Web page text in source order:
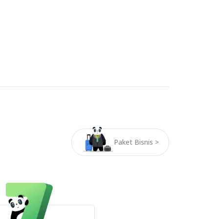
Paket Bisnis >